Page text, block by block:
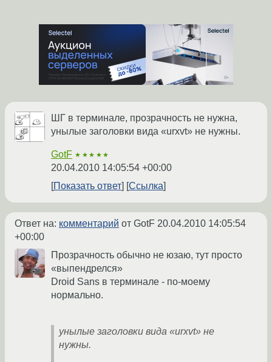
ШГ в терминале, прозрачность не нужна,
унылые заголовки вида «urxvt» не нужны.
GotF ★★★★★
20.04.2010 14:05:54 +00:00
Показать ответ
Ссылка
Ответ на: комментарий от GotF 20.04.2010 14:05:54
+00:00
Прозрачность обычно не юзаю, тут просто
«выпендрелся»
Droid Sans в терминале - по-моему
нормально.
унылые заголовки вида «urxvt» не
нужны.